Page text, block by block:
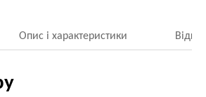
Опис і характеристики